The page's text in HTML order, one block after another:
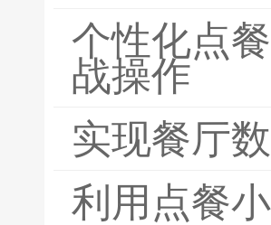
个性化点
战操作
实现餐厅
利用点餐